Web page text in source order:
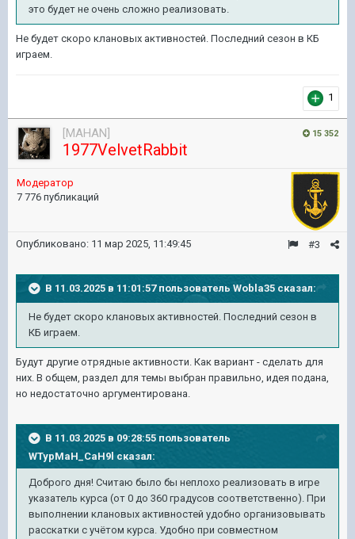
это будет не очень сложно реализовать.
Не будет скоро клановых активностей. Последний сезон в КБ
играем.
1
15 352
[MAHAN]
1977VelvetRabbit
Модератор
7 776 публикаций
#3
Опубликовано: 11 мар 2025, 11:49:45
В 11.03.2025 в 11:01:57 пользователь Wobla35 сказал:
Не будет скоро клановых активностей. Последний сезон в
КБ играем.
Будут другие отрядные активности. Как вариант - сделать для
них. В общем, раздел для темы выбран правильно, идея подана,
но недостаточно аргументирована.
В 11.03.2025 в 09:28:55 пользователь
WTypMaH_CaH9l сказал:
Доброго дня! Считаю было бы неплохо реализовать в игре
указатель курса (от 0 до 360 градусов соответственно). При
выполнении клановых активностей удобно организовывать
расскатки с учётом курса. Удобно при совместном